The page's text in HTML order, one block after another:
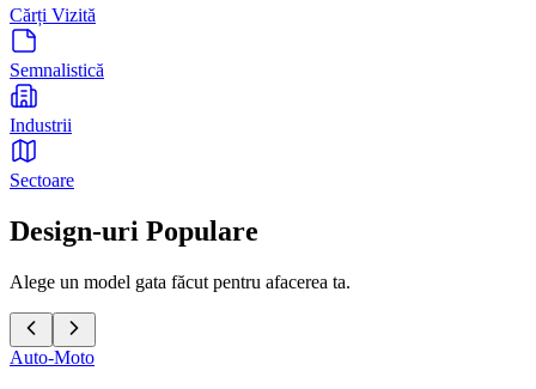
Cărți Vizită
Semnalistică
Industrii
Sectoare
Design-uri Populare
Alege un model gata făcut pentru afacerea ta.
Auto-Moto